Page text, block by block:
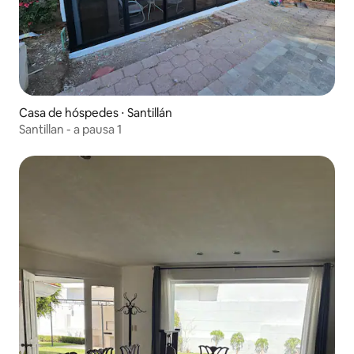
Casa de hóspedes ⋅ Santillán
Santillan - a pausa 1